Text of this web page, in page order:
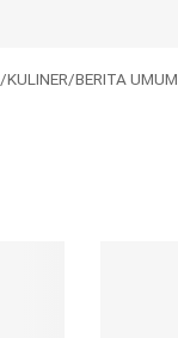
/KULINER/BERITA UMUM